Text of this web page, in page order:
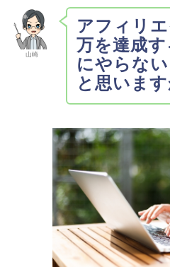
山崎
アフィリ
万を達成
にやらな
と思います